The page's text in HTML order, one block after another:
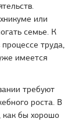
или
семье. К
труда,
имеется
требуют
роста. В
как бы хорошо